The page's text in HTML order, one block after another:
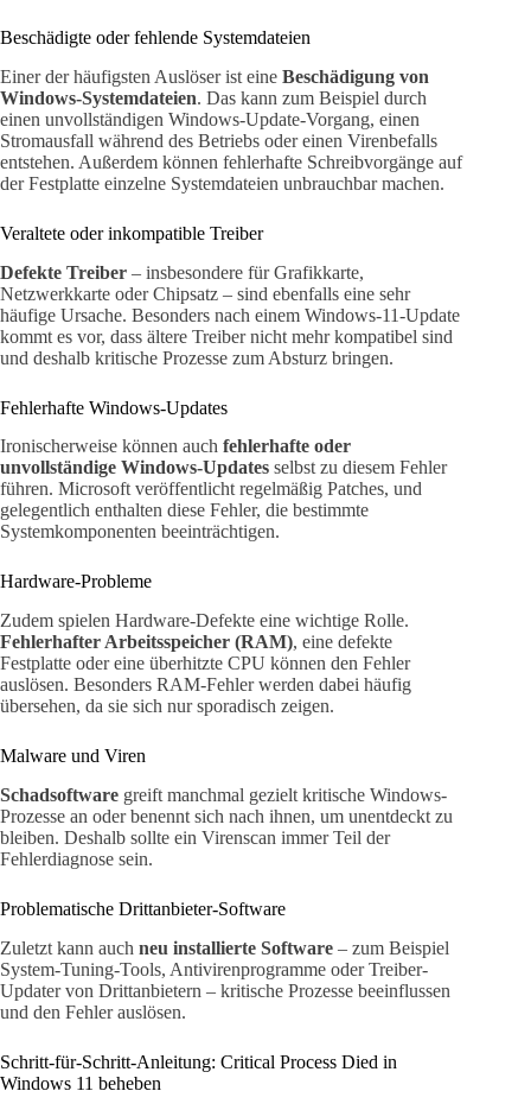
Beschädigte oder fehlende Systemdateien
Einer der häufigsten Auslöser ist eine Beschädigung von
Windows-Systemdateien. Das kann zum Beispiel durch
einen unvollständigen Windows-Update-Vorgang, einen
Stromausfall während des Betriebs oder einen Virenbefalls
entstehen. Außerdem können fehlerhafte Schreibvorgänge auf
der Festplatte einzelne Systemdateien unbrauchbar machen.
Veraltete oder inkompatible Treiber
Defekte Treiber – insbesondere für Grafikkarte,
Netzwerkkarte oder Chipsatz – sind ebenfalls eine sehr
häufige Ursache. Besonders nach einem Windows-11-Update
kommt es vor, dass ältere Treiber nicht mehr kompatibel sind
und deshalb kritische Prozesse zum Absturz bringen.
Fehlerhafte Windows-Updates
Ironischerweise können auch fehlerhafte oder
unvollständige Windows-Updates selbst zu diesem Fehler
führen. Microsoft veröffentlicht regelmäßig Patches, und
gelegentlich enthalten diese Fehler, die bestimmte
Systemkomponenten beeinträchtigen.
Hardware-Probleme
Zudem spielen Hardware-Defekte eine wichtige Rolle.
Fehlerhafter Arbeitsspeicher (RAM), eine defekte
Festplatte oder eine überhitzte CPU können den Fehler
auslösen. Besonders RAM-Fehler werden dabei häufig
übersehen, da sie sich nur sporadisch zeigen.
Malware und Viren
Schadsoftware greift manchmal gezielt kritische Windows-
Prozesse an oder benennt sich nach ihnen, um unentdeckt zu
bleiben. Deshalb sollte ein Virenscan immer Teil der
Fehlerdiagnose sein.
Problematische Drittanbieter-Software
Zuletzt kann auch neu installierte Software – zum Beispiel
System-Tuning-Tools, Antivirenprogramme oder Treiber-
Updater von Drittanbietern – kritische Prozesse beeinflussen
und den Fehler auslösen.
Schritt-für-Schritt-Anleitung: Critical Process Died in
Windows 11 beheben